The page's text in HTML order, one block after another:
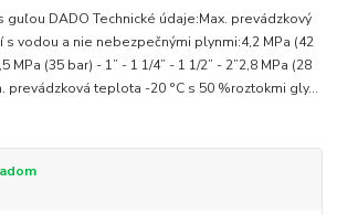
guľou DADO Technické údaje:Max. prevádzkový
s vodou a nie nebezpečnými plynmi:4,2 MPa (42
MPa (35 bar) - 1” - 1 1/4” - 1 1/2” - 2”2,8 MPa (28
prevádzková teplota -20 °C s 50 %roztokmi gly...